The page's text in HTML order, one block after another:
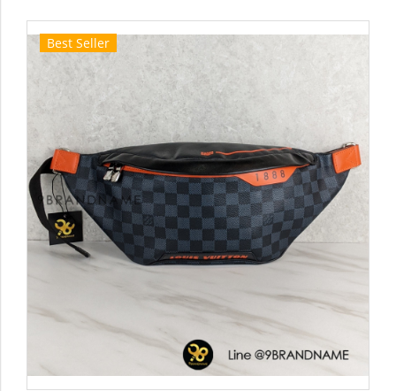
Best Seller